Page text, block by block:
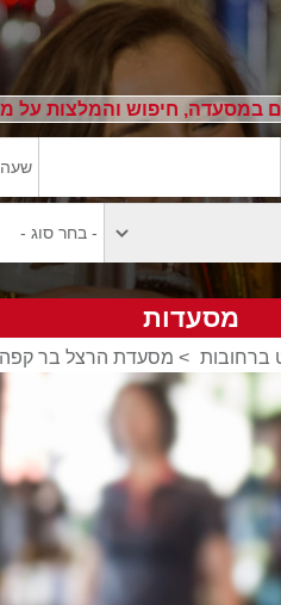
במסעדה, חיפוש והמלצות על
מסעדות
ברחובות > מסעדת הרצל בר קפה